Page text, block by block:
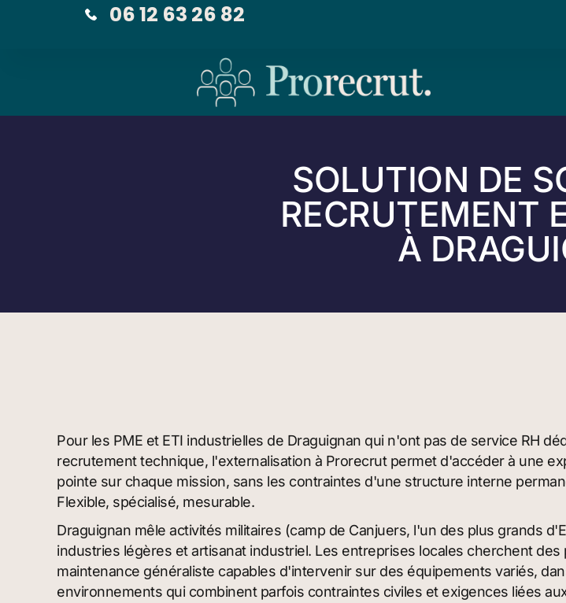
06 12 63 26 82
SOLUTION DE
RECRUTEMENT
À
Pour les PME et ETI industrielles de Draguignan qui n'ont pas de service RH
recrutement technique, l'externalisation à Prorecrut permet d'accéder à une
pointe sur chaque mission, sans les contraintes d'une structure interne
Flexible, spécialisé, mesurable.
Draguignan mêle activités militaires (camp de Canjuers, l'un des plus grands
industries légères et artisanat industriel. Les entreprises locales cherchent des
maintenance généraliste capables d'intervenir sur des équipements variés,
environnements qui combinent parfois contraintes civiles et exigences liées